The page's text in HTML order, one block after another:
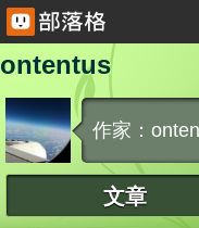
ontentus
作家：
文章